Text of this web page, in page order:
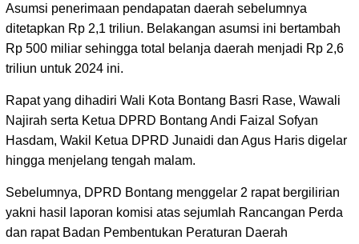
Asumsi penerimaan pendapatan daerah sebelumnya
ditetapkan Rp 2,1 triliun. Belakangan asumsi ini bertambah
Rp 500 miliar sehingga total belanja daerah menjadi Rp 2,6
triliun untuk 2024 ini.
Rapat yang dihadiri Wali Kota Bontang Basri Rase, Wawali
Najirah serta Ketua DPRD Bontang Andi Faizal Sofyan
Hasdam, Wakil Ketua DPRD Junaidi dan Agus Haris digelar
hingga menjelang tengah malam.
Sebelumnya, DPRD Bontang menggelar 2 rapat bergilirian
yakni hasil laporan komisi atas sejumlah Rancangan Perda
dan rapat Badan Pembentukan Peraturan Daerah